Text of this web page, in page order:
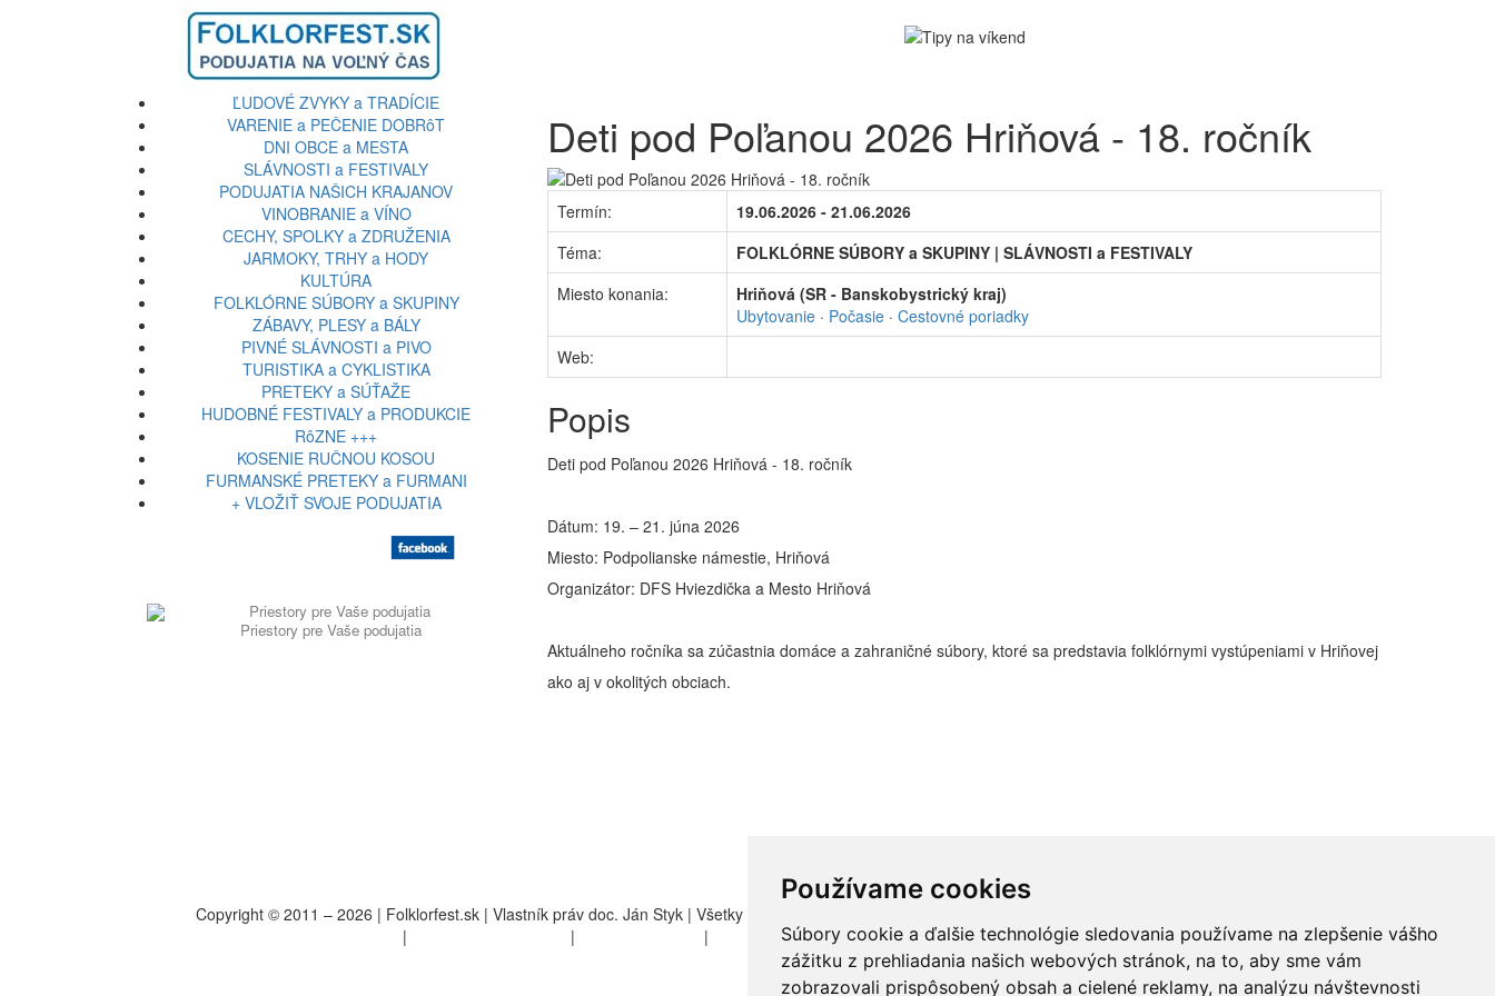
Používame cookies
Súbory cookie a ďalšie technológie sledovania používame na zlepšenie vášho
zážitku z prehliadania našich webových stránok, na to, aby sme vám
zobrazovali prispôsobený obsah a cielené reklamy, na analýzu návštevnosti
ĽUDOVÉ ZVYKY a TRADÍCIE
VARENIE a PEČENIE DOBRôT
DNI OBCE a MESTA
SLÁVNOSTI a FESTIVALY
PODUJATIA NAŠICH KRAJANOV
VINOBRANIE a VÍNO
CECHY, SPOLKY a ZDRUŽENIA
JARMOKY, TRHY a HODY
KULTÚRA
FOLKLÓRNE SÚBORY a SKUPINY
ZÁBAVY, PLESY a BÁLY
PIVNÉ SLÁVNOSTI a PIVO
TURISTIKA a CYKLISTIKA
PRETEKY a SÚŤAŽE
HUDOBNÉ FESTIVALY a PRODUKCIE
RôZNE +++
KOSENIE RUČNOU KOSOU
FURMANSKÉ PRETEKY a FURMANI
+ VLOŽIŤ SVOJE PODUJATIA
Priestory pre Vaše podujatia
Deti pod Poľanou 2026 Hriňová - 18. ročník
Termín:
19.06.2026 - 21.06.2026
Téma:
FOLKLÓRNE SÚBORY a SKUPINY | SLÁVNOSTI a FESTIVALY
Miesto konania:
Hriňová (SR - Banskobystrický kraj)
Ubytovanie · Počasie · Cestovné poriadky
Web:
Popis
Deti pod Poľanou 2026 Hriňová - 18. ročník
Dátum: 19. – 21. júna 2026
Miesto: Podpolianske námestie, Hriňová
Organizátor: DFS Hviezdička a Mesto Hriňová
Aktuálneho ročníka sa zúčastnia domáce a zahraničné súbory, ktoré sa predstavia folklórnymi vystúpeniami v Hriňovej
ako aj v okolitých obciach.
Copyright © 2011 – 2026 | Folklorfest.sk | Vlastník práv doc. Ján Styk | Všetky práva vyhradené
| | | Nastavenia cookies